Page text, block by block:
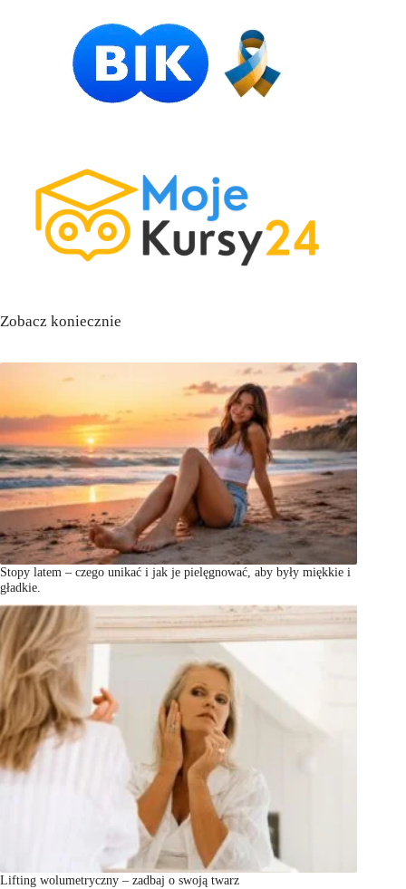
Zobacz koniecznie
Stopy latem – czego unikać i jak je pielęgnować, aby były miękkie i
gładkie.
Lifting wolumetryczny – zadbaj o swoją twarz